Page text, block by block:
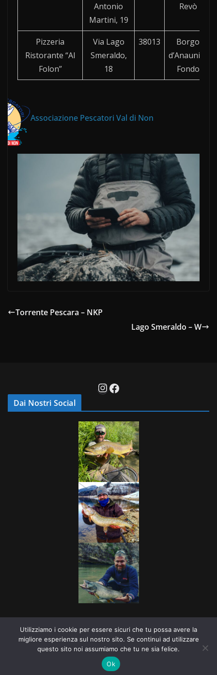
Antonio
Martini, 19
Revò
Pizzeria
Ristorante “Al
Folon”
Via Lago
Smeraldo,
18
38013
Borgo
d’Anaunia-
Fondo
Associazione Pescatori Val di Non
Torrente Pescara – NKP
Lago Smeraldo – W
Instagram
Facebook
Dai Nostri Social
Copyright © 2026Associazione Pescatori Val di Non. Tutti i
diritti riservati.
di ThemeGrill. Powered by
Utilizziamo i cookie per essere sicuri che tu possa avere la
migliore esperienza sul nostro sito. Se continui ad utilizzare
questo sito noi assumiamo che tu ne sia felice.
Ok